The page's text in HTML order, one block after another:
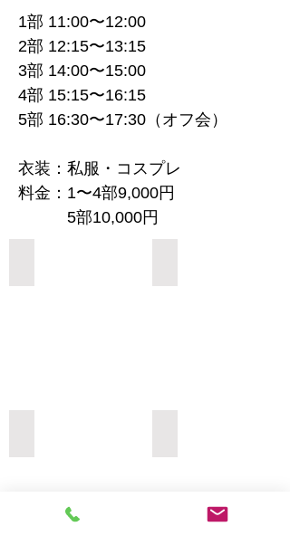
1部 11:00〜12:00
2部 12:15〜13:15
3部 14:00〜15:00
4部 15:15〜16:15
5部 16:30〜17:30（オフ会）
衣装：私服・コスプレ
料金：1〜4部9,000円
5部10,000円